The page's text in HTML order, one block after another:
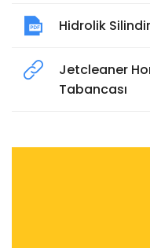
Hidrolik Silindir
Jetcleaner
Tabancası